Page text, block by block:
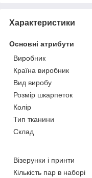
Характеристики
Основні атрибути
Виробник
Країна виробник
Вид виробу
Розмір шкарпеток
Колір
Тип тканини
Склад
Візерунки і принти
Кількість пар в наборі